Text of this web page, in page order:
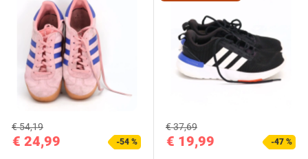
€ 24,99
€ 54,19
-54 % € 19,99
€ 37,69
-47 %